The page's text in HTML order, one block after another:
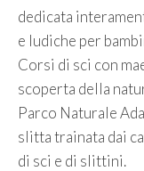
dedicata
e ludiche per
Corsi di sci con
scoperta della
Parco Naturale
slitta trainata dai
di sci e di slittini.